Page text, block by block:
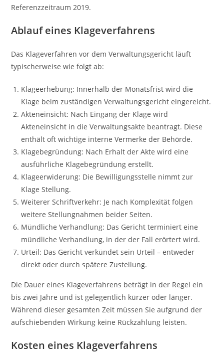
Referenzzeitraum 2019.
Ablauf eines Klageverfahrens
Das Klageverfahren vor dem Verwaltungsgericht läuft
typischerweise wie folgt ab:
Klageerhebung: Innerhalb der Monatsfrist wird die
Klage beim zuständigen Verwaltungsgericht eingereicht.
Akteneinsicht: Nach Eingang der Klage wird
Akteneinsicht in die Verwaltungsakte beantragt. Diese
enthält oft wichtige interne Vermerke der Behörde.
Klagebegründung: Nach Erhalt der Akte wird eine
ausführliche Klagebegründung erstellt.
Klageerwiderung: Die Bewilligungsstelle nimmt zur
Klage Stellung.
Weiterer Schriftverkehr: Je nach Komplexität folgen
weitere Stellungnahmen beider Seiten.
Mündliche Verhandlung: Das Gericht terminiert eine
mündliche Verhandlung, in der der Fall erörtert wird.
Urteil: Das Gericht verkündet sein Urteil – entweder
direkt oder durch spätere Zustellung.
Die Dauer eines Klageverfahrens beträgt in der Regel ein
bis zwei Jahre und ist gelegentlich kürzer oder länger.
Während dieser gesamten Zeit müssen Sie aufgrund der
aufschiebenden Wirkung keine Rückzahlung leisten.
Kosten eines Klageverfahrens